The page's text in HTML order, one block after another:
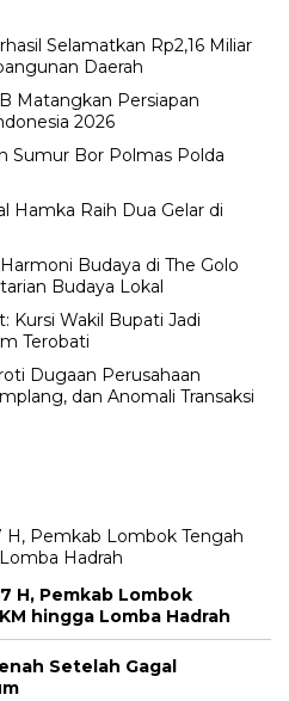
Selamatkan Rp2,16 Miliar
Daerah
Matangkan Persiapan
2026
Sumur Bor Polmas Polda
Hamka Raih Dua Gelar di
Budaya di The Golo
Budaya Lokal
Kursi Wakil Bupati Jadi
Terobati
Dugaan Perusahaan
dan Anomali Transaksi
H, Pemkab Lombok
hingga Lomba Hadrah
Setelah Gagal